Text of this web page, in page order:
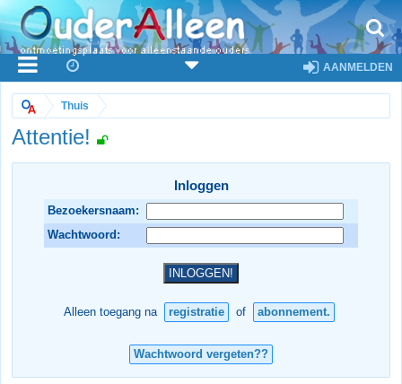
AANMELDEN
Thuis
Attentie!
Inloggen
Bezoekersnaam:
Wachtwoord:
Alleen toegang na registratie of abonnement.
Wachtwoord vergeten??